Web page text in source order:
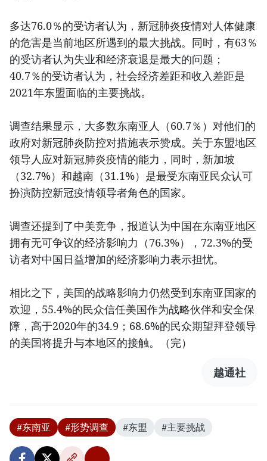
多达76.0％的受访者认为，新冠肺炎疫情对人体健康
的危害是当前地区所遇到的最大挑战。同时，有63％
的受访者认为失业和经济衰退是最大的问题；
40.7％的受访者认为，社会经济差距和收入差距是
2021年东盟面临的主要挑战。
调查结果显示，大多数东南亚人（60.7％）对他们的
政府对新冠肺炎防控对措施表示赞成。关于东盟地区
领导人应对新冠肺炎疫情的能力，同时，新加坡
（32.7%）和越南（31.1%）是最受东南亚民众认可
扮演防控新冠疫情领导者角色的国家。
调查还提到了中美竞争，报道认为中国在东南亚地区
拥有无可争议的经济影响力（76.3%），72.3%的受
访者对中国日益增加的经济影响力表示担忧。
相比之下，美国的战略影响力仍然受到东南亚国家的
欢迎，55.4%的民众信任美国作为战略伙伴和安全保
障，高于2020年的34.9；68.6%的民众期望拜登领导
的美国将提升与本地区的接触。（完）
越通社
#东南亚 #形势调查 #东盟 #主要挑战